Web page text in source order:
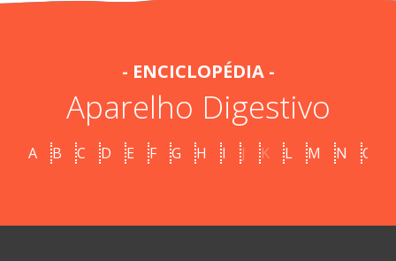
- ENCICLOPÉDIA -
Aparelho Digestivo
A B C D E F G H I J K L M N O